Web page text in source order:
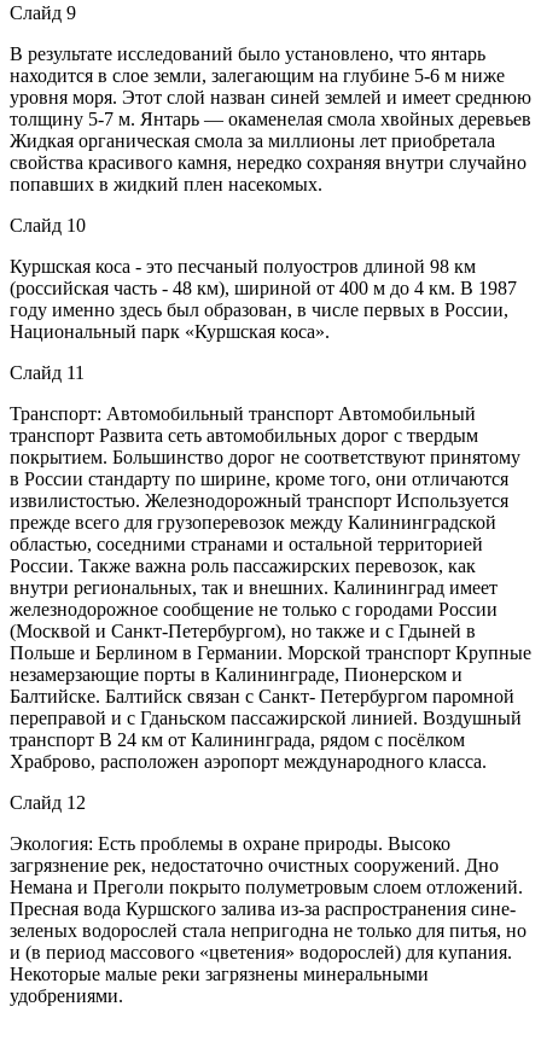
Слайд 9
В результате исследований было установлено, что янтарь
находится в слое земли, залегающим на глубине 5-6 м ниже
уровня моря. Этот слой назван синей землей и имеет среднюю
толщину 5-7 м. Янтарь — окаменелая смола хвойных деревьев
Жидкая органическая смола за миллионы лет приобретала
свойства красивого камня, нередко сохраняя внутри случайно
попавших в жидкий плен насекомых.
Слайд 10
Куршская коса - это песчаный полуостров длиной 98 км
(российская часть - 48 км), шириной от 400 м до 4 км. В 1987
году именно здесь был образован, в числе первых в России,
Национальный парк «Куршская коса».
Слайд 11
Транспорт: Автомобильный транспорт Автомобильный
транспорт Развита сеть автомобильных дорог с твердым
покрытием. Большинство дорог не соответствуют принятому
в России стандарту по ширине, кроме того, они отличаются
извилистостью. Железнодорожный транспорт Используется
прежде всего для грузоперевозок между Калининградской
областью, соседними странами и остальной территорией
России. Также важна роль пассажирских перевозок, как
внутри региональных, так и внешних. Калининград имеет
железнодорожное сообщение не только с городами России
(Москвой и Санкт-Петербургом), но также и с Гдыней в
Польше и Берлином в Германии. Морской транспорт Крупные
незамерзающие порты в Калининграде, Пионерском и
Балтийске. Балтийск связан с Санкт- Петербургом паромной
переправой и с Гданьском пассажирской линией. Воздушный
транспорт В 24 км от Калининграда, рядом с посёлком
Храброво, расположен аэропорт международного класса.
Слайд 12
Экология: Есть проблемы в охране природы. Высоко
загрязнение рек, недостаточно очистных сооружений. Дно
Немана и Преголи покрыто полуметровым слоем отложений.
Пресная вода Куршского залива из-за распространения сине-
зеленых водорослей стала непригодна не только для питья, но
и (в период массового «цветения» водорослей) для купания.
Некоторые малые реки загрязнены минеральными
удобрениями.